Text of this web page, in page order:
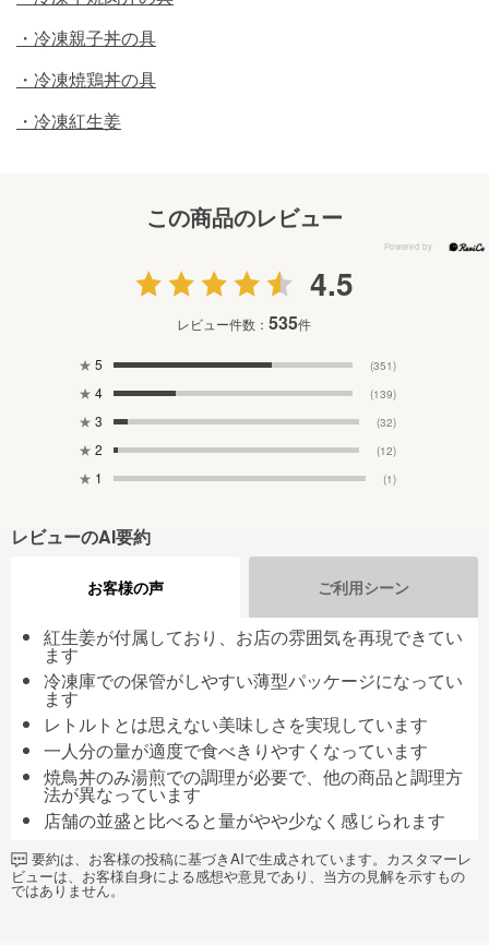
・冷凍親子丼の具
・冷凍焼鶏丼の具
・冷凍紅生姜
この商品のレビュー
4.5
レビュー件数：535件
★ 5 (351)
★ 4 (139)
★ 3 (32)
★ 2 (12)
★ 1 (1)
レビューのAI要約
お客様の声 ご利用シーン
紅生姜が付属しており、お店の雰囲気を再現できてい
ます
冷凍庫での保管がしやすい薄型パッケージになってい
ます
レトルトとは思えない美味しさを実現しています
一人分の量が適度で食べきりやすくなっています
焼鳥丼のみ湯煎での調理が必要で、他の商品と調理方
法が異なっています
店舗の並盛と比べると量がやや少なく感じられます
要約は、お客様の投稿に基づきAIで生成されています。カスタマーレ
ビューは、お客様自身による感想や意見であり、当方の見解を示すもの
ではありません。